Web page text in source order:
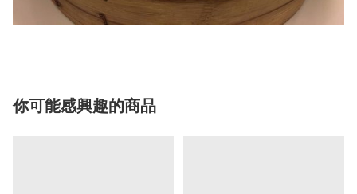
你可能感興趣的商品